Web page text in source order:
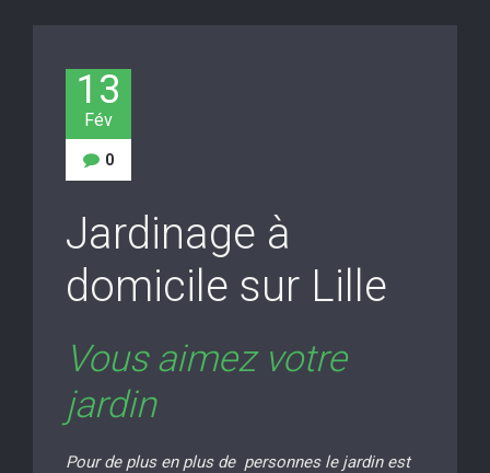
13
Fév
0
Jardinage à
domicile sur Lille
Vous aimez votre
jardin
Pour de plus en plus de personnes le jardin est